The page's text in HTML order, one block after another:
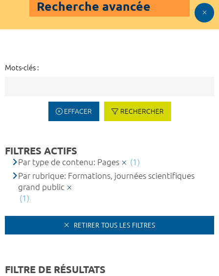
Recherche avancée
Mots-clés :
EFFACER RECHERCHER
FILTRES ACTIFS
Par type de contenu: Pages
(1)
Par rubrique: Formations, journées scientifiques
grand public
(1)
RETIRER TOUS LES FILTRES
FILTRE DE RÉSULTATS